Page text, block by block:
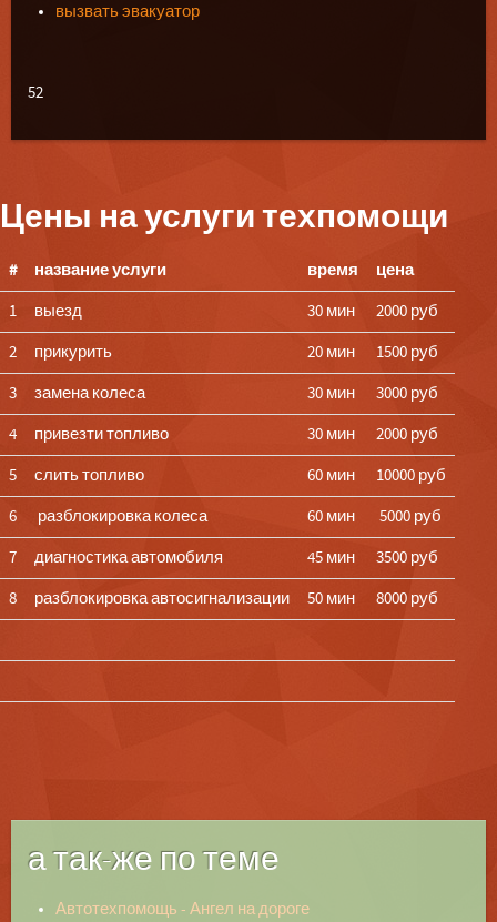
вызвать эвакуатор
52
Цены на услуги техпомощи
# название услуги время цена
1 выезд 30 мин 2000 руб
2 прикурить 20 мин 1500 руб
3 замена колеса 30 мин 3000 руб
4 привезти топливо 30 мин 2000 руб
5 слить топливо 60 мин 10000 руб
6 разблокировка колеса 60 мин 5000 руб
7 диагностика автомобиля 45 мин 3500 руб
8 разблокировка автосигнализации 50 мин 8000 руб
а так-же по теме
Автотехпомощь - Ангел на дороге